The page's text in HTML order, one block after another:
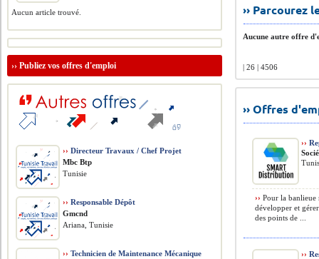
››
Aucune autre offre
| 26 | 4506
›› Offres
››
›› Pour la banlieue
développer et
des points de ...
››
Aucun article trouvé.
››Publiez vos offres d'emploi
›› Directeur Travaux / Chef Projet
Mbc Btp
Tunisie
›› Responsable Dépôt
Gmcnd
Ariana, Tunisie
›› Technicien de Maintenance Mécanique